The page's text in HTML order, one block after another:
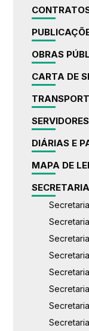
OBRAS
CARTA DE
SERVIDORES
DIÁRIAS E
MAPA DE